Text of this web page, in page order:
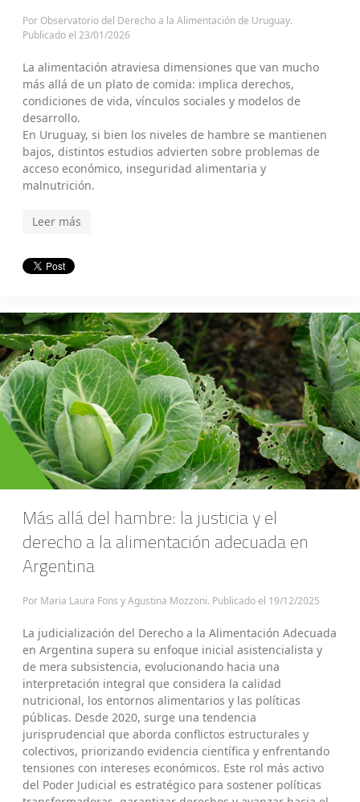
Por Observatorio del Derecho a la Alimentación de Uruguay.
Publicado el 23/01/2026
La alimentación atraviesa dimensiones que van mucho
más allá de un plato de comida: implica derechos,
condiciones de vida, vínculos sociales y modelos de
desarrollo.
En Uruguay, si bien los niveles de hambre se mantienen
bajos, distintos estudios advierten sobre problemas de
acceso económico, inseguridad alimentaria y
malnutrición.
Leer más
Más allá del hambre: la justicia y el
derecho a la alimentación adecuada en
Argentina
Por Maria Laura Fons y Agustina Mozzoni. Publicado el 19/12/2025
La judicialización del Derecho a la Alimentación Adecuada
en Argentina supera su enfoque inicial asistencialista y
de mera subsistencia, evolucionando hacia una
interpretación integral que considera la calidad
nutricional, los entornos alimentarios y las políticas
públicas. Desde 2020, surge una tendencia
jurisprudencial que aborda conflictos estructurales y
colectivos, priorizando evidencia científica y enfrentando
tensiones con intereses económicos. Este rol más activo
del Poder Judicial es estratégico para sostener políticas